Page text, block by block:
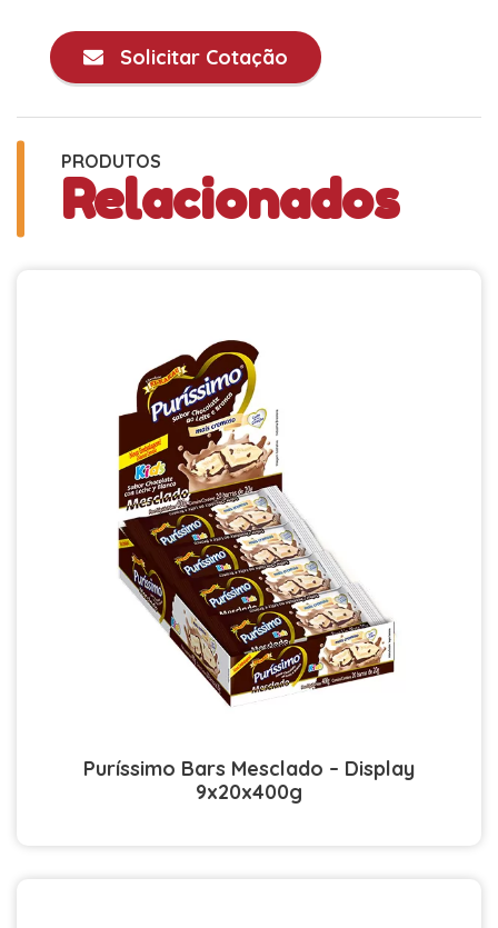
Solicitar Cotação
PRODUTOS
Relacionados
Puríssimo Bars Mesclado – Display
9x20x400g